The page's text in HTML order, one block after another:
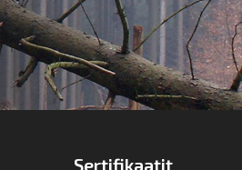
Sertifikaatit